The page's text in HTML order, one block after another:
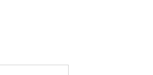
いただけま